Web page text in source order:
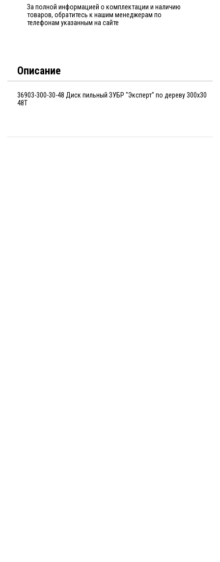
За полной информацией о комплектации и наличию
товаров, обратитесь к нашим менеджерам по
телефонам указанным на сайте
Описание
36903-300-30-48 Диск пильный ЗУБР "Эксперт" по дереву 300х30
48Т